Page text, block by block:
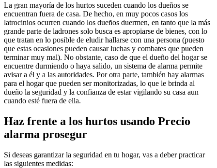
La gran mayoría de los hurtos suceden cuando los dueños se
encuentran fuera de casa. De hecho, en muy pocos casos los
latrocinios ocurren cuando los dueños duermen, en tanto que la más
grande parte de ladrones solo busca es apropiarse de bienes, con lo
que tratan en lo posible de eludir hallarse con una persona (puesto
que estas ocasiones pueden causar luchas y combates que pueden
terminar muy mal). No obstante, caso de que el dueño del hogar se
encuentre durmiendo o haya salido, un sistema de alarma permite
avisar a él y a las autoridades. Por otra parte, también hay alarmas
para el hogar que pueden ser monitorizadas, lo que le brinda al
dueño la seguridad y la confianza de estar vigilando su casa aun
cuando esté fuera de ella.
Haz frente a los hurtos usando Precio
alarma prosegur
Si deseas garantizar la seguridad en tu hogar, vas a deber practicar
las siguientes medidas: